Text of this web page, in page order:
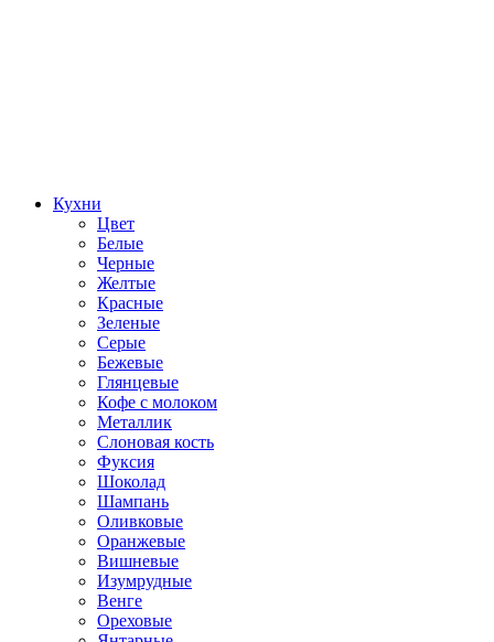
Кухни
Цвет
Белые
Черные
Желтые
Красные
Зеленые
Серые
Бежевые
Глянцевые
Кофе с молоком
Металлик
Слоновая кость
Фуксия
Шоколад
Шампань
Оливковые
Оранжевые
Вишневые
Изумрудные
Венге
Ореховые